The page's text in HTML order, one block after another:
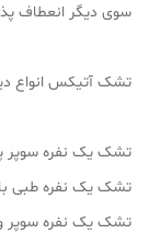
سوی دیگر انعطاف
تشک آتیکس انواع
تشک یک نفره سوپر
تشک یک نفره طبی
تشک یک نفره سوپر